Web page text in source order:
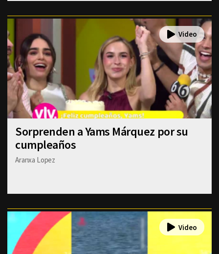
Sorprenden a Yams Márquez por su
cumpleaños
Aranxa Lopez